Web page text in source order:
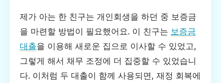
제가 아는 한 친구는 개인회생을 하던 중 보증금
을 마련할 방법이 필요했어요. 이 친구는 보증금
대출을 이용해 새로운 집으로 이사할 수 있었고,
그렇게 해서 채무 조정에 더 집중할 수 있었습니
다. 이처럼 두 대출이 함께 사용되면, 재정 회복에